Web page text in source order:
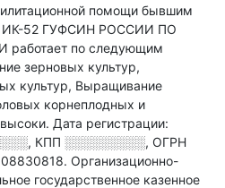
помощи бывшим
ИК-52 ГУФСИН РОССИИ ПО
по следующим
зерновых культур,
культур, Выращивание
корнеплодных и
. Дата регистрации:
, КПП ░░░░░░░░░, ОГРН
Организационно-
государственное казенное